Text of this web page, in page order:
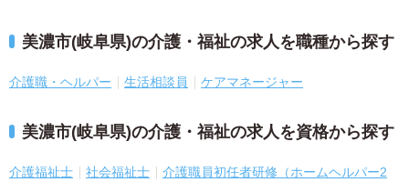
美濃市(岐阜県)の介護・福祉の求人を職種から探す
介護職・ヘルパー 生活相談員 ケアマネージャー
美濃市(岐阜県)の介護・福祉の求人を資格から探す
介護福祉士 社会福祉士
介護職員初任者研修（ホームヘルパー2